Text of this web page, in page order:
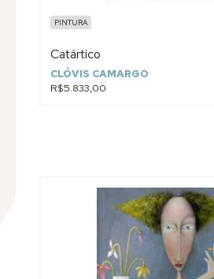
PINTURA
Catártico
CLÓVIS CAMARGO
R$5.833,00